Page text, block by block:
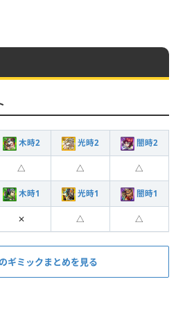
木時2 光時2 闇時2
△ △ △
木時1 光時1 闇時1
✕ △ △
ギミックまとめを見る